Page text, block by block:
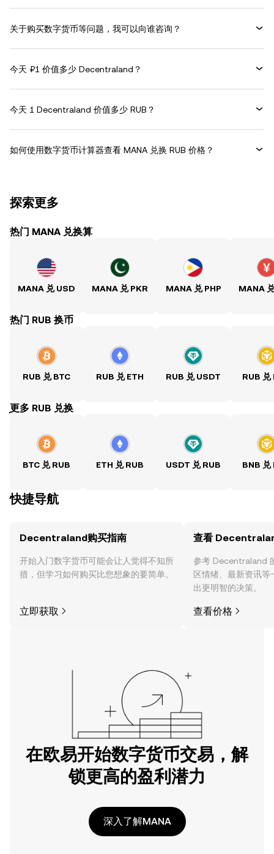
关于购买数字货币等问题，我可以向谁咨询？
今天 ₽1 价值多少 Decentraland？
今天 1 Decentraland 价值多少 RUB？
如何使用数字货币计算器查看 MANA 兑换 RUB 价格？
探索更多
热门 MANA 兑换算
MANA 兑 USD MANA 兑 PKR MANA 兑 PHP MANA
热门 RUB 换币
RUB 兑 BTC RUB 兑 ETH RUB 兑 USDT RUB 兑
ִִִִִִִִִִִִִִִִִִִִִִִִִִִִִִִִִִִִִִִִִִִִִִִִ更多 RUB 兑换
BTC 兑 RUB ETH 兑 RUB USDT 兑 RUB BNB 兑
快捷导航
Decentraland购买指南
开始入门数字货币可能会让人觉得不知所
措，但学习如何购买比您想象的要简单。
立即获取
查看
参考 Decentraland
区情绪、最新资讯
出更明智的决策。
查看价格
在欧易开始数字货币交易，解
锁更高的盈利潜力
深入了解MANA